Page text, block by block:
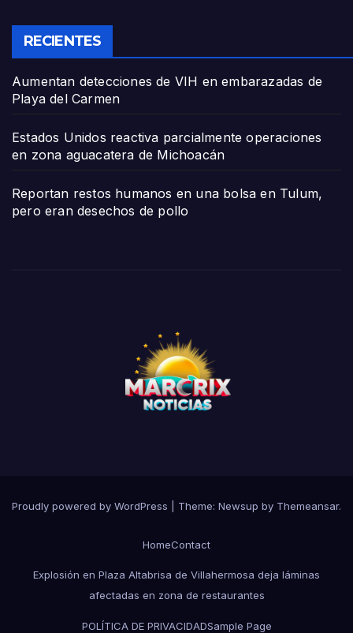
RECIENTES
Aumentan detecciones de VIH en embarazadas de
Playa del Carmen
Estados Unidos reactiva parcialmente operaciones
en zona aguacatera de Michoacán
Reportan restos humanos en una bolsa en Tulum,
pero eran desechos de pollo
Proudly powered by WordPress Theme: Newsup by Themeansar.
HomeContact
Explosión en Plaza Altabrisa de Villahermosa deja láminas
afectadas en zona de restaurantes
POLÍTICA DE PRIVACIDADSample Page